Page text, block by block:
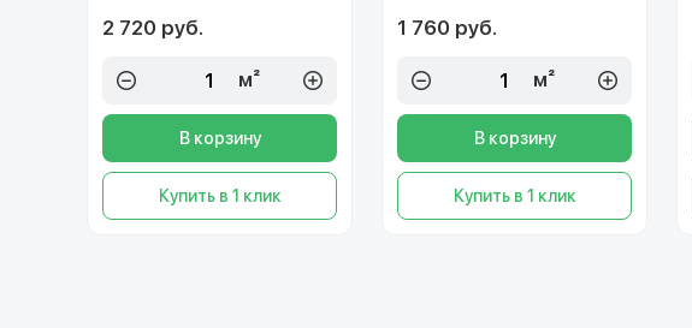
2 720 руб.
м²
В корзину
Купить в 1 клик
1 760 руб.
м²
В корзину
Купить в 1 клик